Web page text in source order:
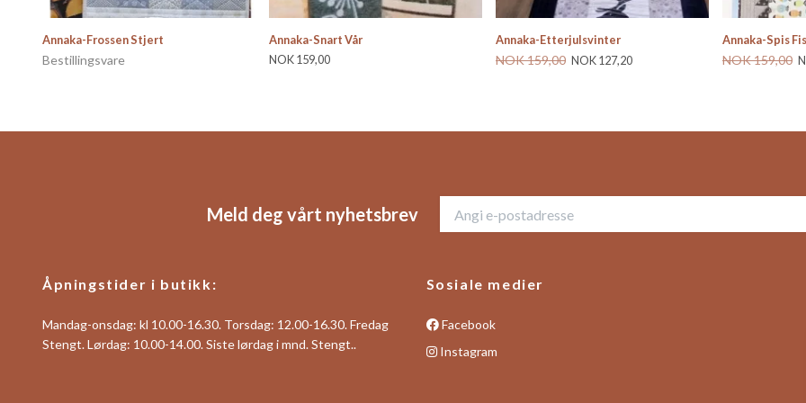
Annaka-Frossen Stjert
Bestillingsvare
Annaka-Snart Vår
NOK 159,00
Annaka-Etterjulsvinter
NOK 159,00 NOK 127,20
Annaka-Spis
NOK 159,00
Meld deg vårt nyhetsbrev
Åpningstider i butikk:
Mandag-onsdag: kl 10.00-16.30. Torsdag: 12.00-16.30. Fredag
Stengt. Lørdag: 10.00-14.00. Siste lørdag i mnd. Stengt..
Sosiale medier
Facebook
Instagram